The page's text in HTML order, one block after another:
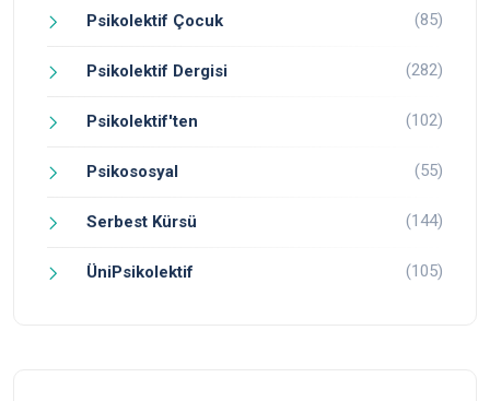
Psikolektif Çocuk (85)
Psikolektif Dergisi (282)
Psikolektif'ten (102)
Psikososyal (55)
Serbest Kürsü (144)
ÜniPsikolektif (105)